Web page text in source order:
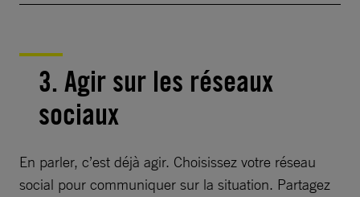
3. Agir sur les réseaux
sociaux
En parler, c’est déjà agir. Choisissez votre réseau
social pour communiquer sur la situation. Partagez